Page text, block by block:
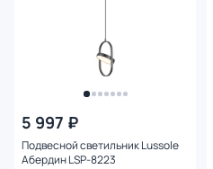
5 997 ₽
Подвесной светильник Lussole
Абердин LSP-8223